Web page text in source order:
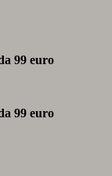
99 euro
99 euro